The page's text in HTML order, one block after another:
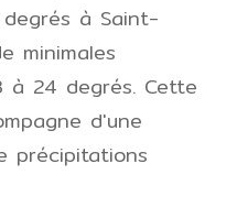
à Saint-
minimales
à 24 degrés. Cette
d'une
précipitations